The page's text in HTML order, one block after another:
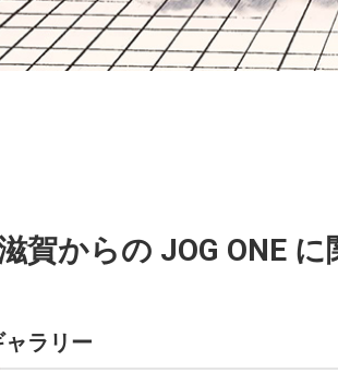
賀からの JOG ONE
ラリー